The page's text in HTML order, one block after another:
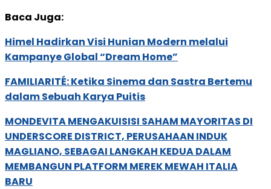
Baca Juga:
Himel Hadirkan Visi Hunian Modern melalui
Kampanye Global “Dream Home”
FAMILIARITÉ: Ketika Sinema dan Sastra Bertemu
dalam Sebuah Karya Puitis
MONDEVITA MENGAKUISISI SAHAM MAYORITAS DI
UNDERSCORE DISTRICT, PERUSAHAAN INDUK
MAGLIANO, SEBAGAI LANGKAH KEDUA DALAM
MEMBANGUN PLATFORM MEREK MEWAH ITALIA
BARU